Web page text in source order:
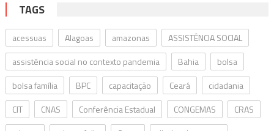
TAGS
acessuas Alagoas amazonas
ASSISTÊNCIA SOCIAL
assistência social no contexto pandemia
Bahia
bolsa
bolsa família
BPC capacitação Ceará
cidadania
CIT
CNAS Conferência Estadual CONGEMAS
CRAS